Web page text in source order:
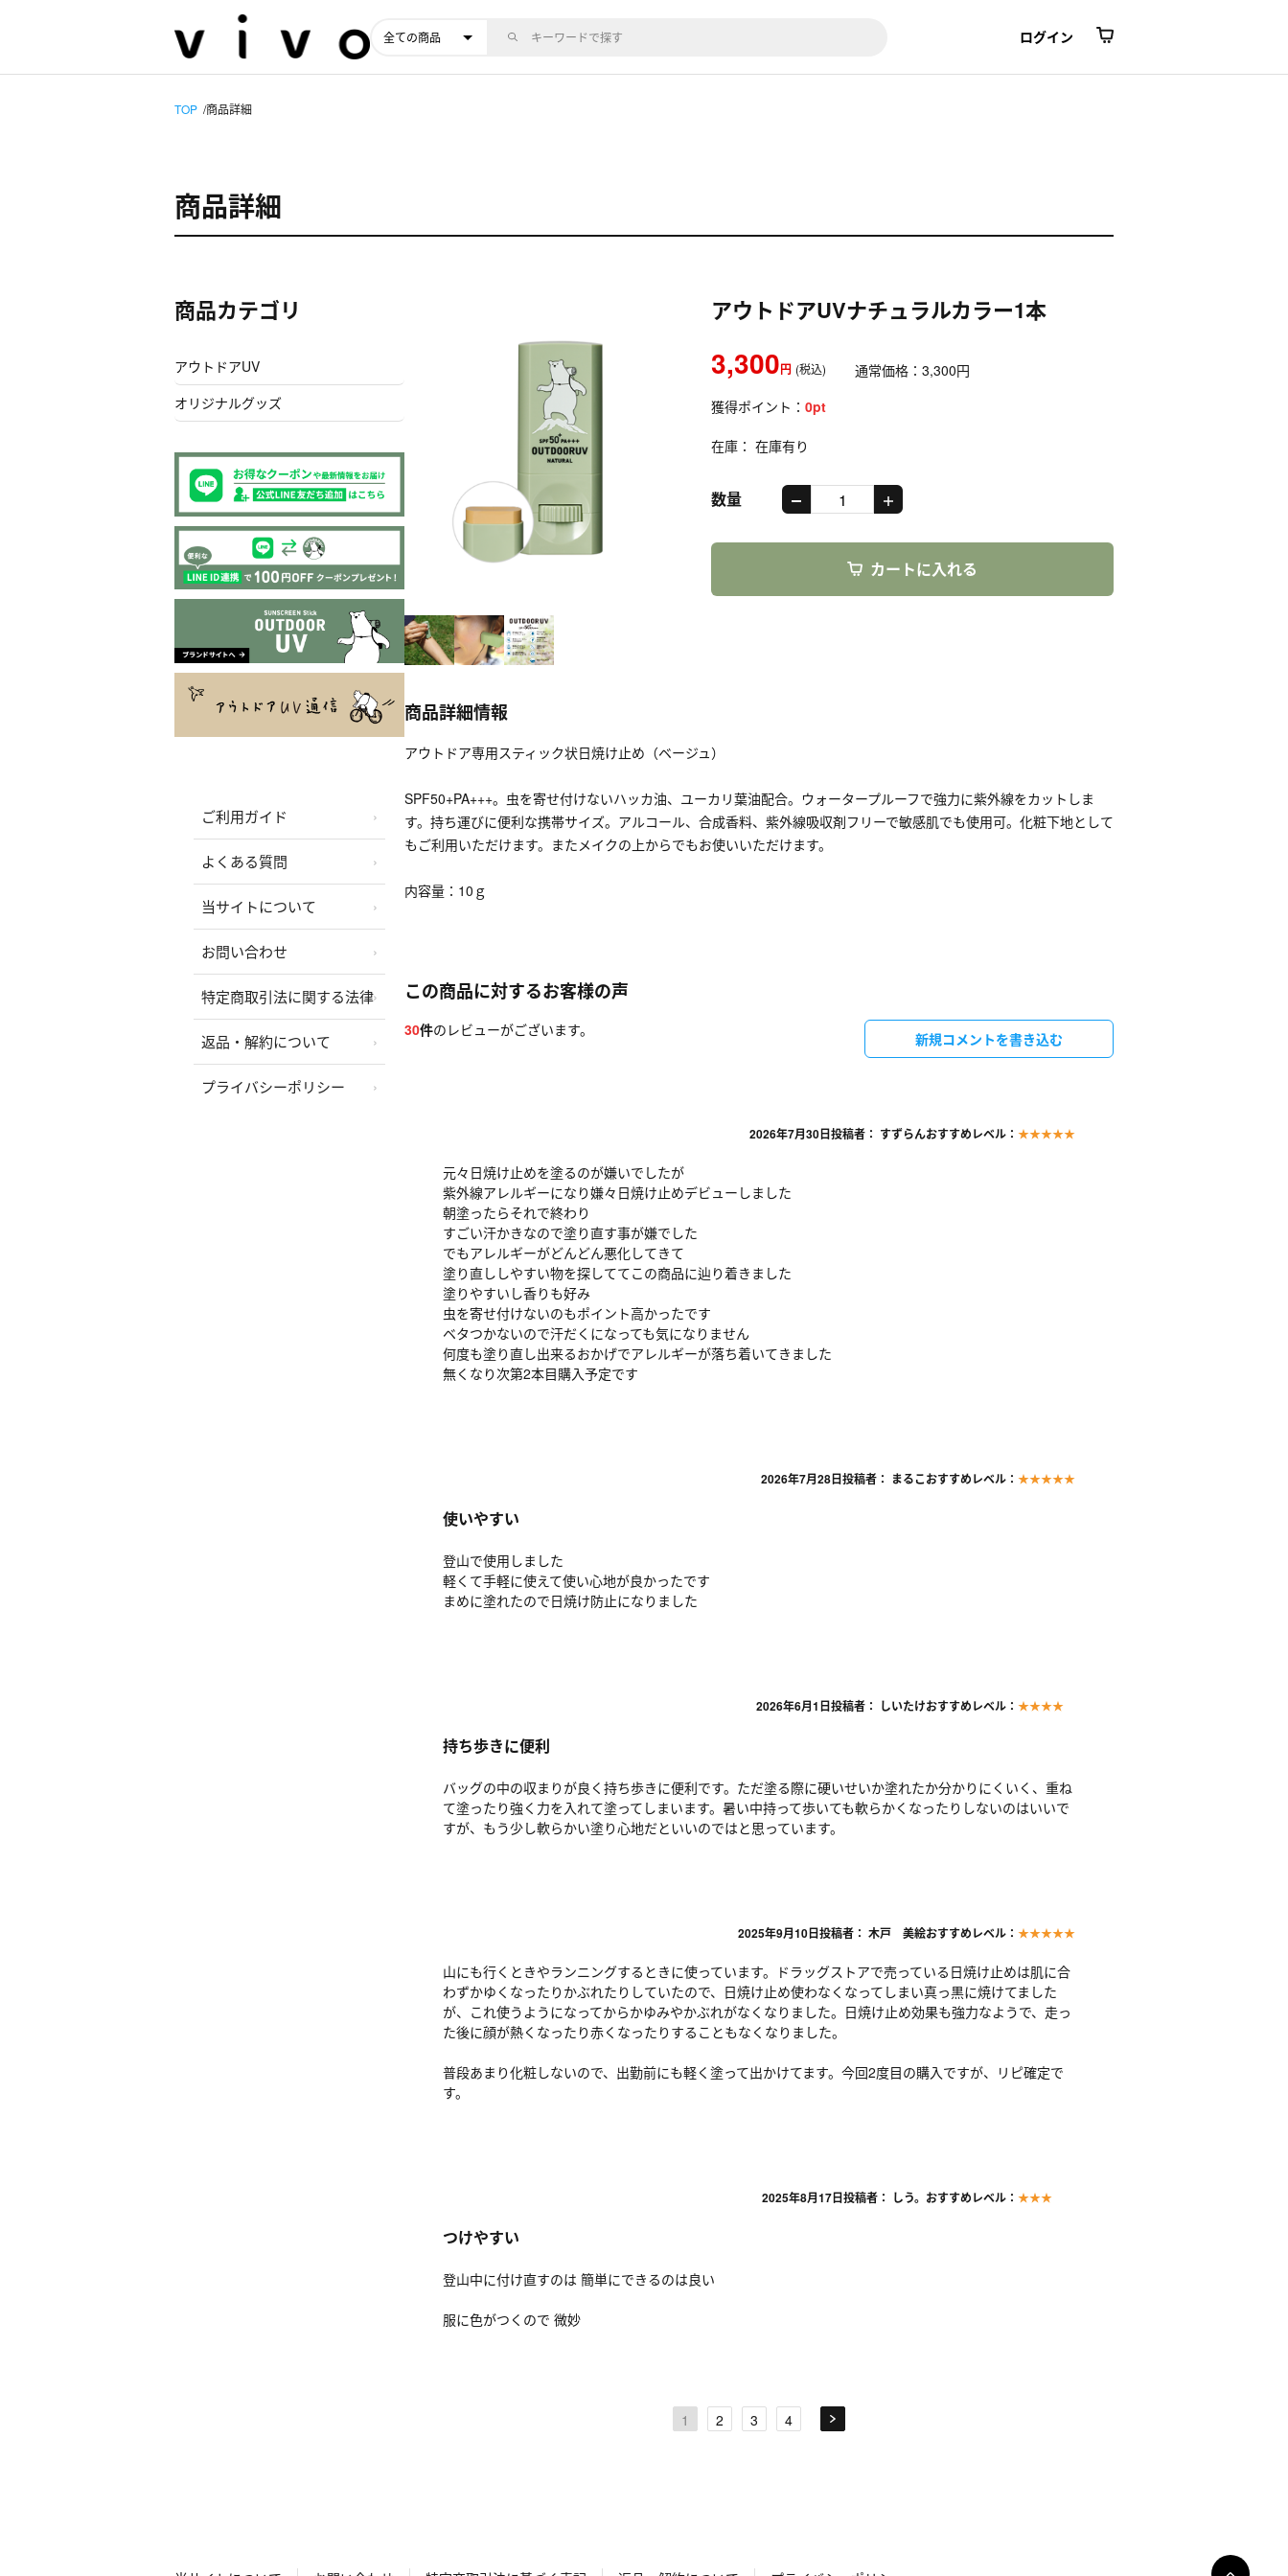
ログイン
TOP 商品詳細
商品詳細
商品カテゴリ
アウトドアUV
オリジナルグッズ
ご利用ガイド
よくある質問
当サイトについて
お問い合わせ
特定商取引法に関する法律
返品・解約について
プライバシーポリシー
アウトドアUVナチュラルカラー1本
3,300円 (税込) 通常価格： 3,300円
獲得ポイント： 0pt
在庫： 在庫有り
数量
カートに入れる
商品詳細情報
アウトドア専用スティック状日焼け止め（ベージュ）
SPF50+PA+++。虫を寄せ付けないハッカ油、ユーカリ葉油配合。ウォータープルーフで強力に紫外線をカットしま
す。持ち運びに便利な携帯サイズ。アルコール、合成香料、紫外線吸収剤フリーで敏感肌でも使用可。化粧下地として
もご利用いただけます。またメイクの上からでもお使いいただけます。
内容量：10ｇ
この商品に対するお客様の声
30件のレビューがございます。 新規コメントを書き込む
2026年7月30日投稿者： すずらんおすすめレベル： ★★★★★
元々日焼け止めを塗るのが嫌いでしたが
紫外線アレルギーになり嫌々日焼け止めデビューしました
朝塗ったらそれで終わり
すごい汗かきなので塗り直す事が嫌でした
でもアレルギーがどんどん悪化してきて
塗り直ししやすい物を探しててこの商品に辿り着きました
塗りやすいし香りも好み
虫を寄せ付けないのもポイント高かったです
ベタつかないので汗だくになっても気になりません
何度も塗り直し出来るおかげでアレルギーが落ち着いてきました
無くなり次第2本目購入予定です
2026年7月28日投稿者： まるこおすすめレベル： ★★★★★
使いやすい
登山で使用しました
軽くて手軽に使えて使い心地が良かったです
まめに塗れたので日焼け防止になりました
2026年6月1日投稿者： しいたけおすすめレベル： ★★★★
持ち歩きに便利
バッグの中の収まりが良く持ち歩きに便利です。ただ塗る際に硬いせいか塗れたか分かりにくいく、重ね
て塗ったり強く力を入れて塗ってしまいます。暑い中持って歩いても軟らかくなったりしないのはいいで
すが、もう少し軟らかい塗り心地だといいのではと思っています。
2025年9月10日投稿者： 木戸 美絵おすすめレベル： ★★★★★
山にも行くときやランニングするときに使っています。ドラッグストアで売っている日焼け止めは肌に合
わずかゆくなったりかぶれたりしていたので、日焼け止め使わなくなってしまい真っ黒に焼けてました
が、これ使うようになってからかゆみやかぶれがなくなりました。日焼け止め効果も強力なようで、走っ
た後に顔が熱くなったり赤くなったりすることもなくなりました。
普段あまり化粧しないので、出勤前にも軽く塗って出かけてます。今回2度目の購入ですが、リピ確定で
す。
2025年8月17日投稿者： しう。 おすすめレベル： ★★★
つけやすい
登山中に付け直すのは 簡単にできるのは良い
服に色がつくので 微妙
1 2 3 4